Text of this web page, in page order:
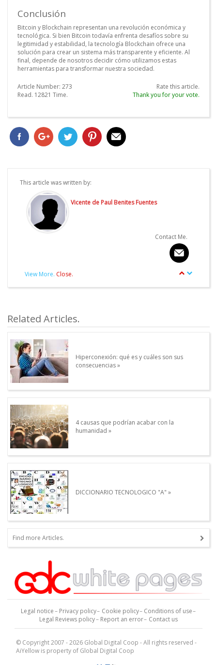
Conclusión
Bitcoin y Blockchain representan una revolución económica y
tecnológica. Si bien Bitcoin todavía enfrenta desafíos sobre su
legitimidad y estabilidad, la tecnología Blockchain ofrece una
solución para crear un sistema más transparente y eficiente. Al
final, depende de nosotros decidir cómo utilizamos estas
herramientas para transformar nuestra sociedad.
Article Number: 273
Read. 12821 Time.
Rate this article.
Thank you for your vote.
This article was written by:
Vicente de Paul Benites Fuentes
Contact Me.
View More. Close.
Other articles written by this Author.
Related Articles.
Hiperconexión: qué es y cuáles son sus
consecuencias
4 causas que podrían acabar con la
humanidad
DICCIONARIO TECNOLOGICO "A"
Find more Articles.
Legal notice Privacy policy Cookie policy
Conditions of use
Legal Reviews policy
Report an error Contact us
© Copyright 2007 - 2026 Global Digital Coop - All rights reserved -
AiYellow is property of Global Digital Coop